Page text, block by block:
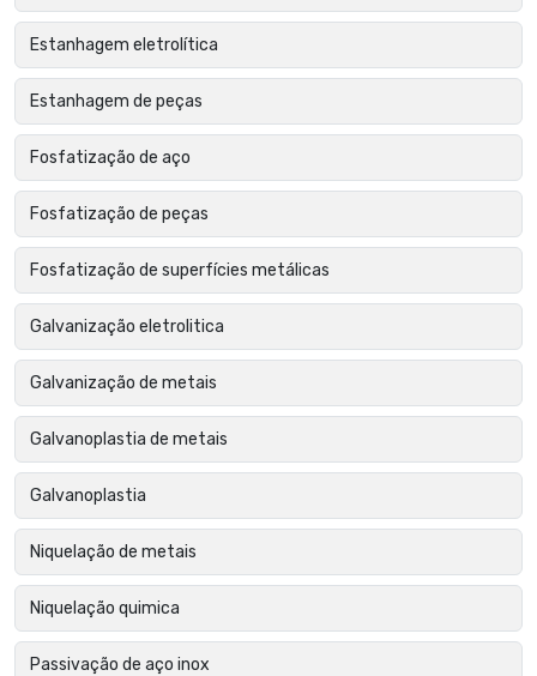
Estanhagem eletrolítica
Estanhagem de peças
Fosfatização de aço
Fosfatização de peças
Fosfatização de superfícies metálicas
Galvanização eletrolitica
Galvanização de metais
Galvanoplastia de metais
Galvanoplastia
Niquelação de metais
Niquelação quimica
Passivação de aço inox